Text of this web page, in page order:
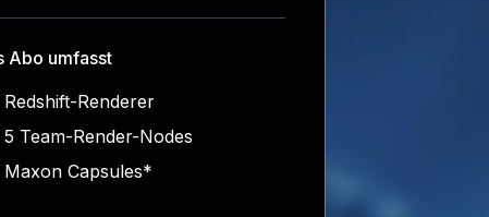
Abo umfasst
Redshift-Renderer
5 Team-Render-Nodes
Maxon Capsules*